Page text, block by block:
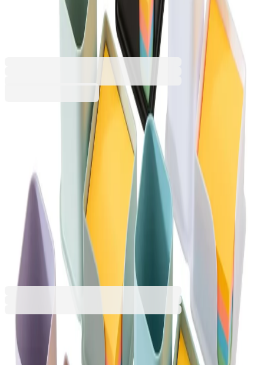
за листчета, 2в1, зелен
Баркод: 4582750191734
Бял
Зелен
Лилав
Розов
Син
Черен
6,13 €
11,99 лв.
Ценa с ДДС